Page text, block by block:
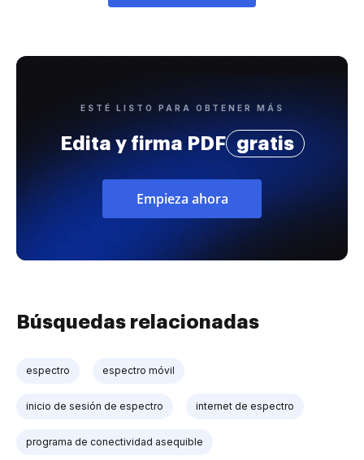
ESTÉ LISTO PARA OBTENER MÁS
Edita y firma PDF gratis
Empieza ahora
Búsquedas relacionadas
espectro espectro móvil
inicio de sesión de espectro internet de espectro
programa de conectividad asequible